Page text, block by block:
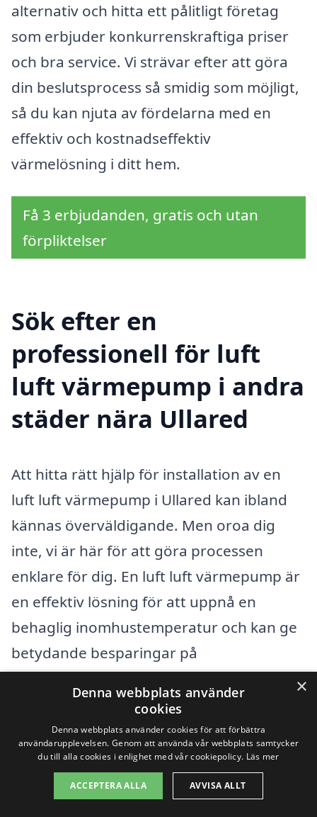
alternativ och hitta ett pålitligt företag
som erbjuder konkurrenskraftiga priser
och bra service. Vi strävar efter att göra
din beslutsprocess så smidig som möjligt,
så du kan njuta av fördelarna med en
effektiv och kostnadseffektiv
värmelösning i ditt hem.
Få 3 erbjudanden, gratis och utan
förpliktelser
Sök efter en
professionell för luft
luft värmepump i andra
städer nära Ullared
Att hitta rätt hjälp för installation av en
luft luft värmepump i Ullared kan ibland
kännas överväldigande. Men oroa dig
inte, vi är här för att göra processen
enklare för dig. En luft luft värmepump är
en effektiv lösning för att uppnå en
behaglig inomhustemperatur och kan ge
betydande besparingar på
uppvärmningskostnader. Genom att
använda vår plattform kan du snabbt och
smidigt få kontakt med professionella
företag som erbjuder installationer av luft
luft värmepumpar.
×
Denna webbplats använder
cookies
Denna webbplats använder cookies för att förbättra
användarupplevelsen. Genom att använda vår webbplats samtycker
du till alla cookies i enlighet med vår cookiepolicy. Läs mer
ACCEPTERA ALLA AVVISA ALLT